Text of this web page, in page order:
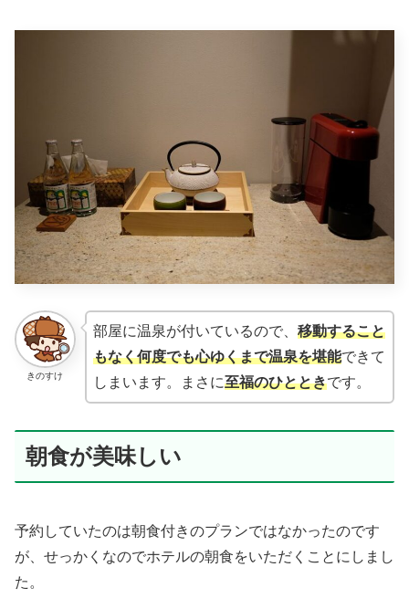
きのすけ
部屋に温泉が付いているので、 移動すること
もなく何度でも心ゆくまで温泉を堪能できて
しまいます。まさに至福のひとときです。
朝食が美味しい
予約していたのは朝食付きのプランではなかったのです
が、せっかくなのでホテルの朝食をいただくことにしまし
た。